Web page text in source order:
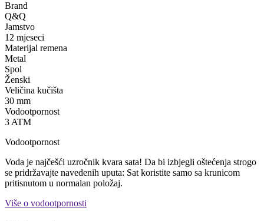
Brand
Q&Q
Jamstvo
12 mjeseci
Materijal remena
Metal
Spol
Ženski
Veličina kučišta
30 mm
Vodootpornost
3 ATM
Vodootpornost
Voda je najčešći uzročnik kvara sata! Da bi izbjegli oštećenja strogo
se pridržavajte navedenih uputa: Sat koristite samo sa krunicom
pritisnutom u normalan položaj.
Više o vodootpornosti